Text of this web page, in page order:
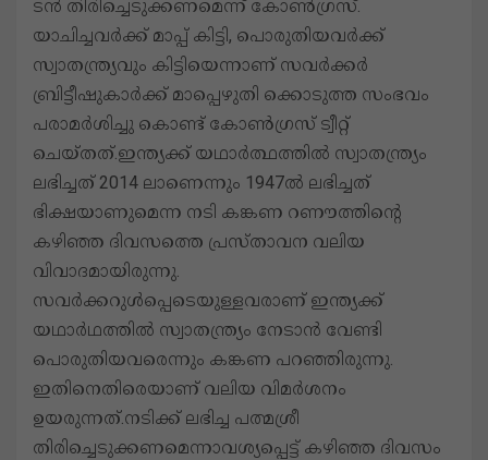
ട​ൻ തി​രി​ച്ചെ​ടു​ക്ക​ണ​മെ​ന്ന് കോൺഗ്രസ്.
യാചിച്ചവർക്ക് മാപ്പ് കി‌‌ട്ടി, പൊരുതിയവർക്ക്
സ്വാതന്ത്ര്യവും കിട്ടിയെന്നാണ് സവർക്കർ
ബ്രിട്ടീഷുകാർക്ക് മാപ്പെഴുതി ക്കൊടുത്ത സംഭവം
പരാമർശിച്ചു കൊണ്ട് കോൺ​ഗ്രസ് ‌ട്വീറ്റ്
ചെയ്തത്.ഇന്ത്യക്ക് യഥാർത്ഥത്തിൽ സ്വാതന്ത്ര്യം
ലഭിച്ചത് 2014 ലാണെന്നും 1947ൽ ലഭിച്ചത്
ഭിക്ഷയാണുമെന്ന നടി കങ്കണ റണൗത്തിന്‍റെ
കഴിഞ്ഞ ദിവസത്തെ പ്രസ്താവന വലിയ
വിവാദമായിരുന്നു.
സവർക്കറുൾപ്പെ‌ടെയുള്ളവരാണ് ഇന്ത്യക്ക്
യഥാർഥത്തിൽ സ്വാതന്ത്ര്യം നേ‌ടാൻ വേണ്ടി
പൊരുതിയവരെന്നും കങ്കണ പറഞ്ഞിരുന്നു.
ഇതിനെതിരെയാണ് വലിയ വിമർശനം
ഉയരുന്നത്.നടിക്ക് ലഭിച്ച പത്മശ്രീ
തിരിച്ചെടുക്കണമെന്നാവശ്യപ്പെട്ട് കഴിഞ്ഞ ദിവസം